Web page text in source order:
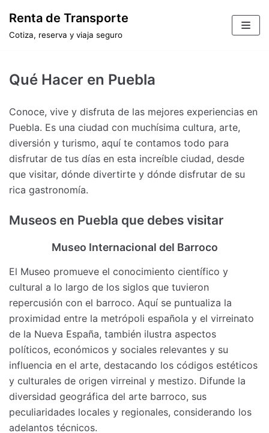
Saltar
al
Renta de Transporte
Cotiza, reserva y viaja seguro
Qué Hacer en Puebla
Conoce, vive y disfruta de las mejores experiencias en
Puebla. Es una ciudad con muchísima cultura, arte,
diversión y turismo, aquí te contamos todo para
disfrutar de tus días en esta increíble ciudad, desde
que visitar, dónde divertirte y dónde disfrutar de su
rica gastronomía.
Museos en Puebla que debes visitar
Museo Internacional del Barroco
El Museo promueve el conocimiento científico y
cultural a lo largo de los siglos que tuvieron
repercusión con el barroco. Aquí se puntualiza la
proximidad entre la metrópoli española y el virreinato
de la Nueva España, también ilustra aspectos
políticos, económicos y sociales relevantes y su
influencia en el arte, destacando los códigos estéticos
y culturales de origen virreinal y mestizo. Difunde la
diversidad geográfica del arte barroco, sus
peculiaridades locales y regionales, considerando los
adelantos técnicos.